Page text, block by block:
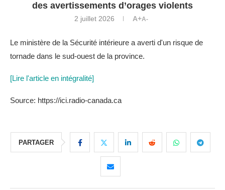
des avertissements d’orages violents
2 juillet 2026 A+A-
Le ministère de la Sécurité intérieure a averti d'un risque de
tornade dans le sud-ouest de la province.
[Lire l'article en intégralité]
Source: https://ici.radio-canada.ca
PARTAGER